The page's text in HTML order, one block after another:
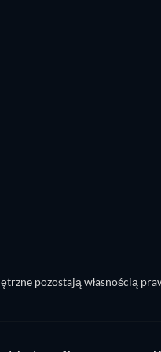
pozostają własnością